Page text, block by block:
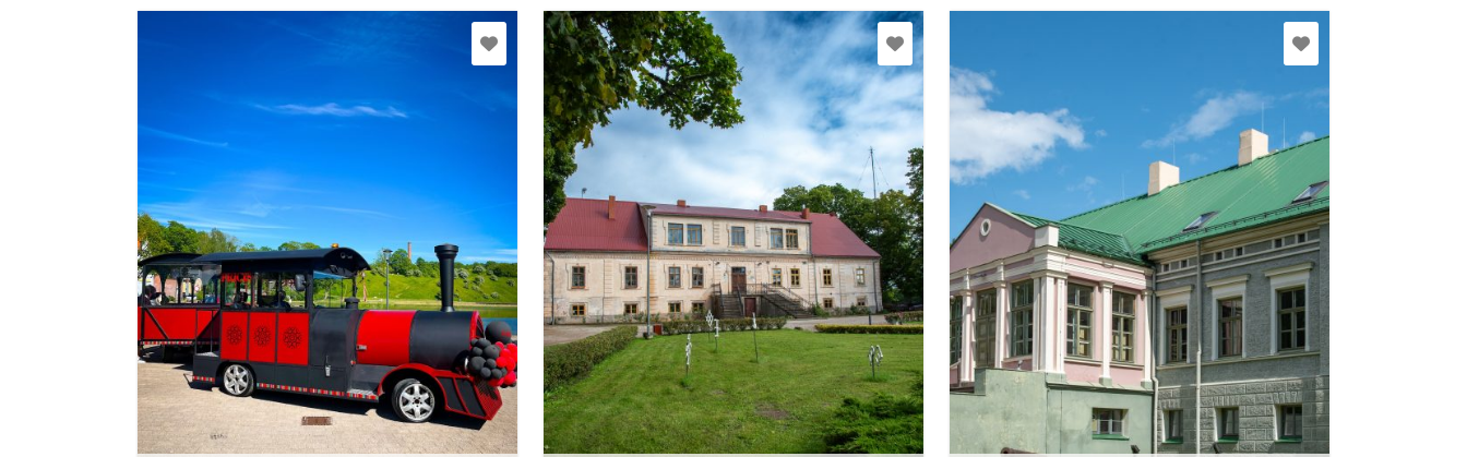
talsu.fricis@gmail.com
+371 27205858
Doties
tabitaspare@inbox.lv
+371 28620076
Doties
novadamuzejs@talsi.lv
+371 29102628
Doties